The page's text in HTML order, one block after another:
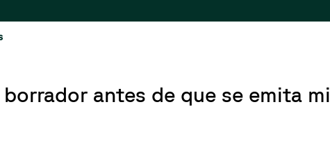
borrador antes de que se emita mi